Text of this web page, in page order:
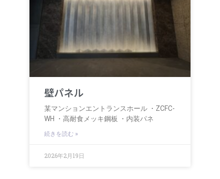
壁パネル
某マンションエントランスホール ・ZCFC-
WH ・高耐食メッキ鋼板 ・内装パネ
続きを読む »
2026年2月19日